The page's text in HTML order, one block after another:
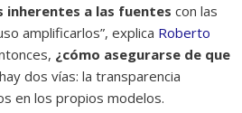
inherentes a las fuentes con las
amplificarlos”, explica Roberto
¿cómo asegurarse de que
dos vías: la transparencia
en los propios modelos.